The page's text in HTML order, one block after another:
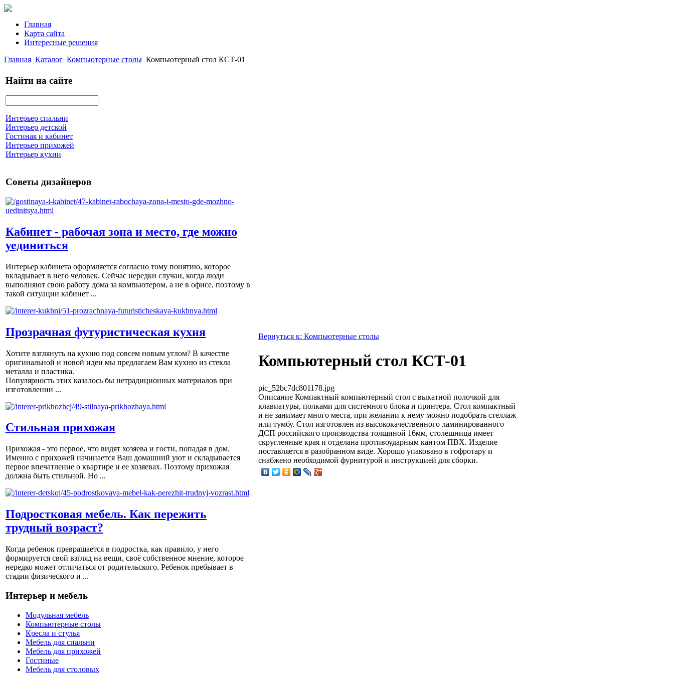
Главная
Карта сайта
Интересные решения
Главная Каталог Компьютерные столы Компьютерный стол КСТ-01
Найти на сайте
Интерьер спальни
Интерьер детской
Гостиная и кабинет
Интерьер прихожей
Интерьер кухни
Советы дизайнеров
Кабинет - рабочая зона и место, где можно
уединиться
Интерьер кабинета оформляется согласно тому понятию, которое
вкладывает в него человек. Сейчас нередки случаи, когда люди
выполняют свою работу дома за компьютером, а не в офисе, поэтому в
такой ситуации кабинет ...
Прозрачная футуристическая кухня
Хотите взглянуть на кухню под совсем новым углом? В качестве
оригинальной и новой идеи мы предлагаем Вам кухню из стекла
металла и пластика.
Популярность этих казалось бы нетрадиционных материалов при
изготовлении ...
Стильная прихожая
Прихожая - это первое, что видят хозяева и гости, попадая в дом.
Именно с прихожей начинается Ваш домашний уют и складывается
первое впечатление о квартире и ее хозяевах. Поэтому прихожая
должна быть стильной. Но ...
Подростковая мебель. Как пережить
трудный возраст?
Когда ребенок превращается в подростка, как правило, у него
формируется свой взгляд на вещи, своё собственное мнение, которое
нередко может отличаться от родительского. Ребенок пребывает в
стадии физического и ...
Интерьер и мебель
Модульная мебель
Компьютерные столы
Кресла и стулья
Мебель для спальни
Мебель для прихожей
Гостиные
Мебель для столовых
Вернуться к: Компьютерные столы
Компьютерный стол КСТ-01
pic_52bc7dc801178.jpg
Описание Компактный компьютерный стол с выкатной полочкой для
клавиатуры, полками для системного блока и принтера. Стол компактный
и не занимает много места, при желании к нему можно подобрать стеллаж
или тумбу. Cтол изготовлен из высококачественного ламинированного
ДСП российского производства толщиной 16мм, столешница имеет
скругленные края и отделана противоударным кантом ПВХ. Изделие
поставляется в разобранном виде. Хорошо упаковано в гофротару и
снабжено необходимой фурнитурой и инструкцией для сборки.